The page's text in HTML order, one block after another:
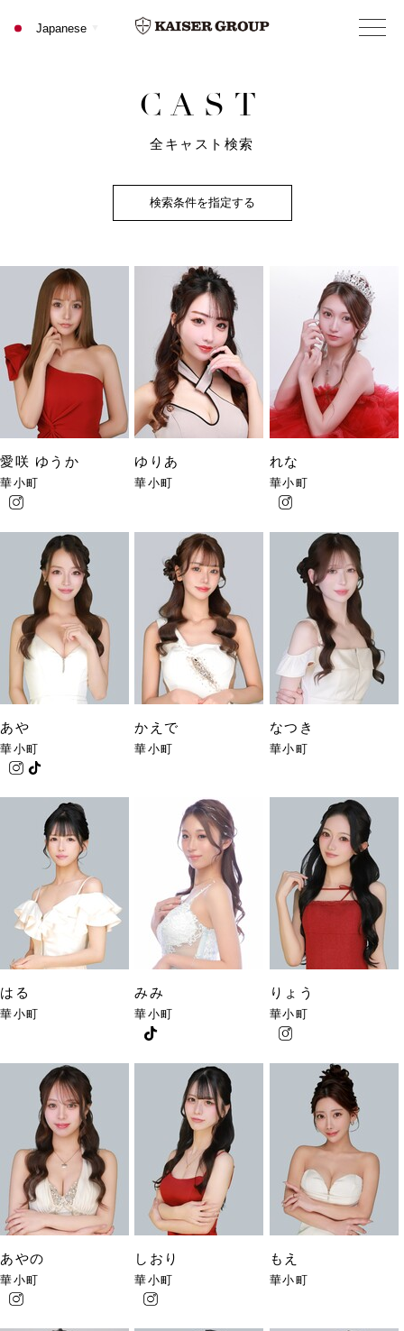
CA S T
全キャスト検索
検索条件を指定する
愛咲 ゆうか
華小町
ゆりあ
華小町
れな
華小町
あや
華小町
かえで
華小町
なつき
華小町
はる
華小町
みみ
華小町
りょう
華小町
あやの
華小町
しおり
華小町
もえ
華小町